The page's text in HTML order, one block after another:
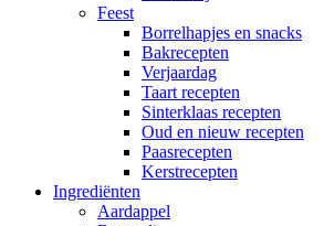
Feest
Borrelhapjes en snacks
Bakrecepten
Verjaardag
Taart recepten
Sinterklaas recepten
Oud en nieuw recepten
Paasrecepten
Kerstrecepten
Ingrediënten
Aardappel